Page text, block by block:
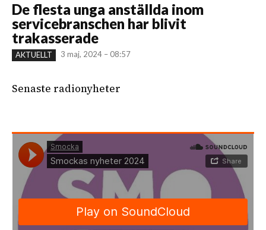
De flesta unga anställda inom
servicebranschen har blivit
trakasserade
AKTUELLT 3 maj, 2024 – 08:57
Senaste radionyheter